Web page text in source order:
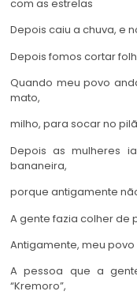
com as estrelas
Depois caiu a chuva, e
Depois fomos cortar
Quando meu povo
mato,
milho, para socar no
Depois as mulheres
bananeira,
porque antigamente
A gente fazia colher de
Antigamente, meu
A pessoa que a
“Kremoro”,